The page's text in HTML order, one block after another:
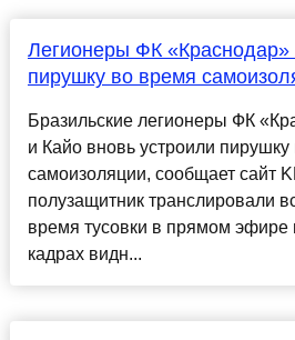
Легионеры ФК «Краснодар»
пирушку во время
Бразильские легионеры ФК
и Кайо вновь устроили
самоизоляции, сообщает сайт
полузащитник транслировали
время тусовки в прямом эфире
кадрах видн...